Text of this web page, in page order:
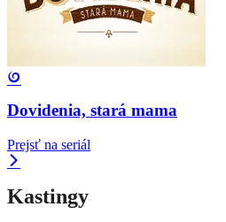
Dovidenia, stará mama
Prejsť na seriál
Kastingy